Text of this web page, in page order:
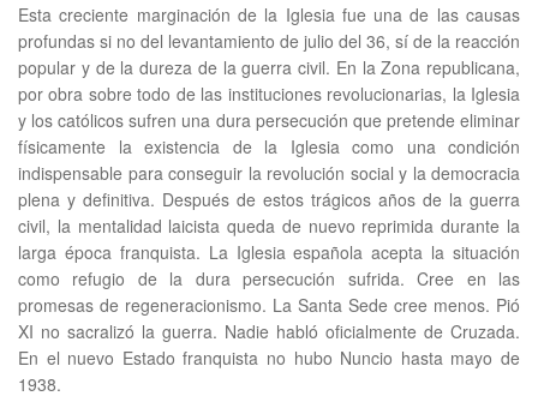
Esta creciente marginación de la Iglesia fue una de las causas
profundas si no del levantamiento de julio del 36, sí de la reacción
popular y de la dureza de la guerra civil. En la Zona republicana,
por obra sobre todo de las instituciones revolucionarias, la Iglesia
y los católicos sufren una dura persecución que pretende eliminar
físicamente la existencia de la Iglesia como una condición
indispensable para conseguir la revolución social y la democracia
plena y definitiva. Después de estos trágicos años de la guerra
civil, la mentalidad laicista queda de nuevo reprimida durante la
larga época franquista. La Iglesia española acepta la situación
como refugio de la dura persecución sufrida. Cree en las
promesas de regeneracionismo. La Santa Sede cree menos. Pió
XI no sacralizó la guerra. Nadie habló oficialmente de Cruzada.
En el nuevo Estado franquista no hubo Nuncio hasta mayo de
1938.